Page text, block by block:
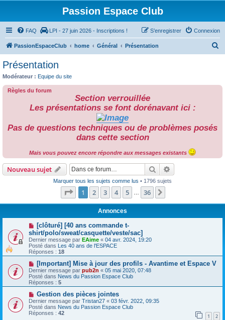
Passion Espace Club
FAQ LPI - 27 juin 2026 - Inscriptions ! Connexion
S’enregistrer
PassionEspaceClub home Général Présentation
Présentation
Modérateur : Equipe du site
Règles du forum
Section verrouillée
Les présentations se font dorénavant ici :
Pas de questions techniques ou de problèmes posés
dans cette section
Mais vous pouvez encore répondre aux messages existants
Nouveau sujet Rechercher
Marquer tous les sujets comme lus • 1796 sujets
Page 1sur36
1 2 3 4 5 36
Annonces
[clôturé] [40 ans commande t-
shirt/polo/sweat/casquette/veste/sac]
Dernier message par EAime « 04 avr. 2024, 19:20
Posté dans Les 40 ans de l'ESPACE
Réponses : 18
[Important] Mise à jour des profils - Avantime et Espace V
Dernier message par pub2n « 05 mai 2020, 07:48
Posté dans News du Passion Espace Club
Réponses : 5
Gestion des pièces jointes
Dernier message par Tristan27 « 03 févr. 2022, 09:35
Posté dans News du Passion Espace Club
Réponses : 42 1 2